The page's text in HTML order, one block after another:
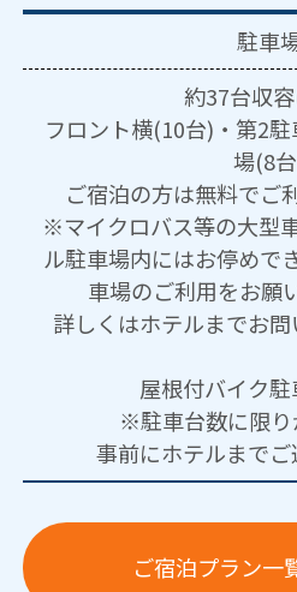
駐車
約37台収
フロント横(10台)・第2
場(8
ご宿泊の方は無料でご
※マイクロバス等の大型
ル駐車場内にはお停めで
車場のご利用をお願
詳しくはホテルまでお問
屋根付バイク駐
※駐車台数に限り
事前にホテルまでご
ご宿泊プラン一